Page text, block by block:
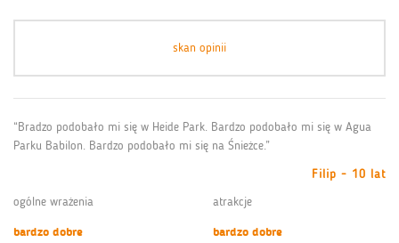
skan opinii
“Bradzo podobało mi się w Heide Park. Bardzo podobało mi się w Agua
Parku Babilon. Bardzo podobało mi się na Śnieżce.”
Filip - 10 lat
ogólne wrażenia
bardzo dobre
atrakcje
bardzo dobre